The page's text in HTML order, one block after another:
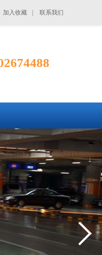
加入收藏 联系我们